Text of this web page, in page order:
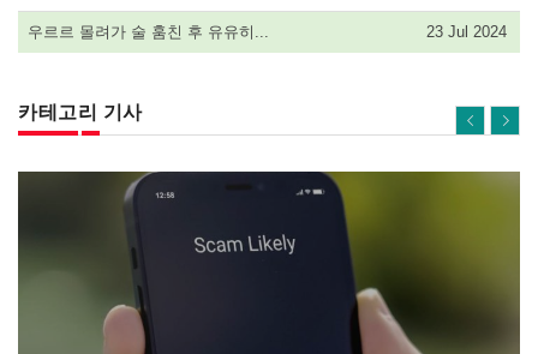
우르르 몰려가 술 훔친 후 유유히... 23 Jul 2024
카테고리 기사